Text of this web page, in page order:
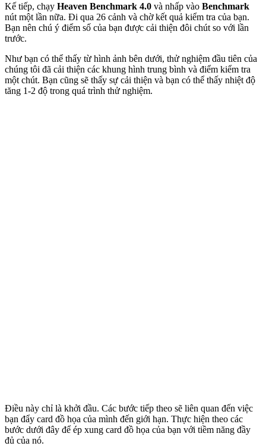
Kế tiếp, chạy Heaven Benchmark 4.0 và nhấp vào Benchmark
nút một lần nữa. Đi qua 26 cảnh và chờ kết quả kiểm tra của bạn.
Bạn nên chú ý điểm số của bạn được cải thiện đôi chút so với lần
trước.
Như bạn có thể thấy từ hình ảnh bên dưới, thử nghiệm đầu tiên của
chúng tôi đã cải thiện các khung hình trung bình và điểm kiểm tra
một chút. Bạn cũng sẽ thấy sự cải thiện và bạn có thể thấy nhiệt độ
tăng 1-2 độ trong quá trình thử nghiệm.
Điều này chỉ là khởi đầu. Các bước tiếp theo sẽ liên quan đến việc
bạn đẩy card đồ họa của mình đến giới hạn. Thực hiện theo các
bước dưới đây để ép xung card đồ họa của bạn với tiềm năng đầy
đủ của nó.